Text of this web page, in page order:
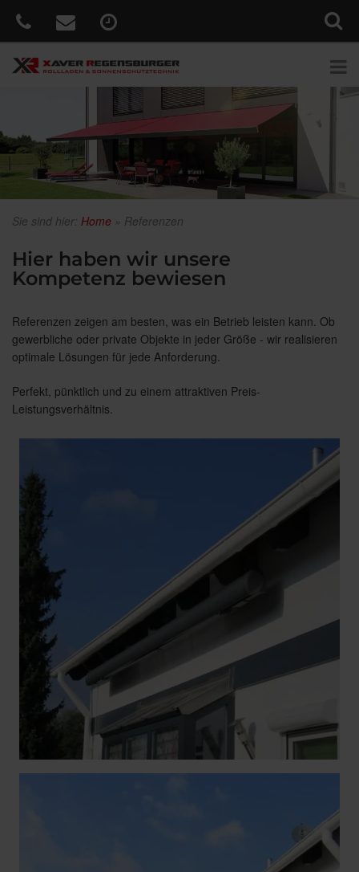
Sie sind hier: Home » Referenzen
Hier haben wir unsere
Kompetenz bewiesen
Referenzen zeigen am besten, was ein Betrieb leisten kann. Ob
gewerbliche oder private Objekte in jeder Größe - wir realisieren
optimale Lösungen für jede Anforderung.
Perfekt, pünktlich und zu einem attraktiven Preis-
Leistungsverhältnis.